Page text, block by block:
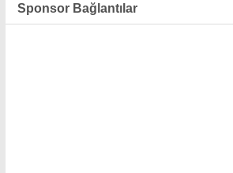
Sponsor Bağlantılar